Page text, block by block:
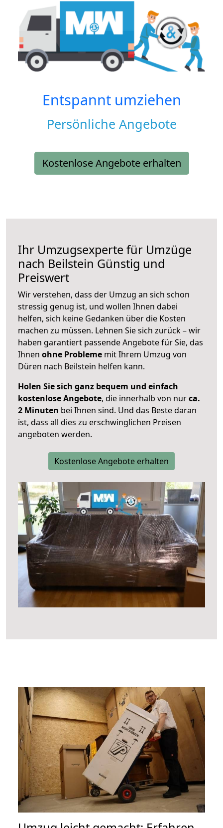
Entspannt umziehen
Persönliche Angebote
Kostenlose Angebote erhalten
Ihr Umzugsexperte für Umzüge
nach Beilstein Günstig und
Preiswert
Wir verstehen, dass der Umzug an sich schon
stressig genug ist, und wollen Ihnen dabei
helfen, sich keine Gedanken über die Kosten
machen zu müssen. Lehnen Sie sich zurück – wir
haben garantiert passende Angebote für Sie, das
Ihnen ohne Probleme mit Ihrem Umzug von
Düren nach Beilstein helfen kann.
Holen Sie sich ganz bequem und einfach
kostenlose Angebote, die innerhalb von nurca.
2 Minuten bei Ihnen sind. Und das Beste daran
ist, dass all dies zu erschwinglichen Preisen
angeboten werden.
Kostenlose Angebote erhalten